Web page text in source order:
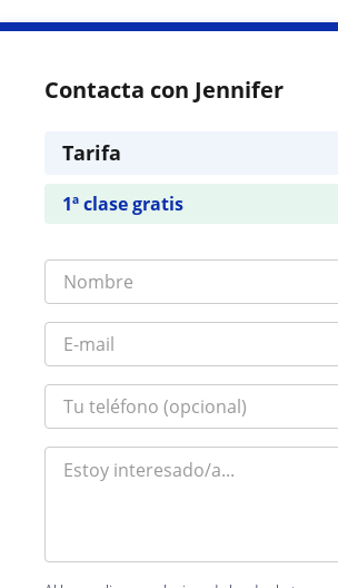
Contacta con Jennifer
Tarifa
1ª clase gratis